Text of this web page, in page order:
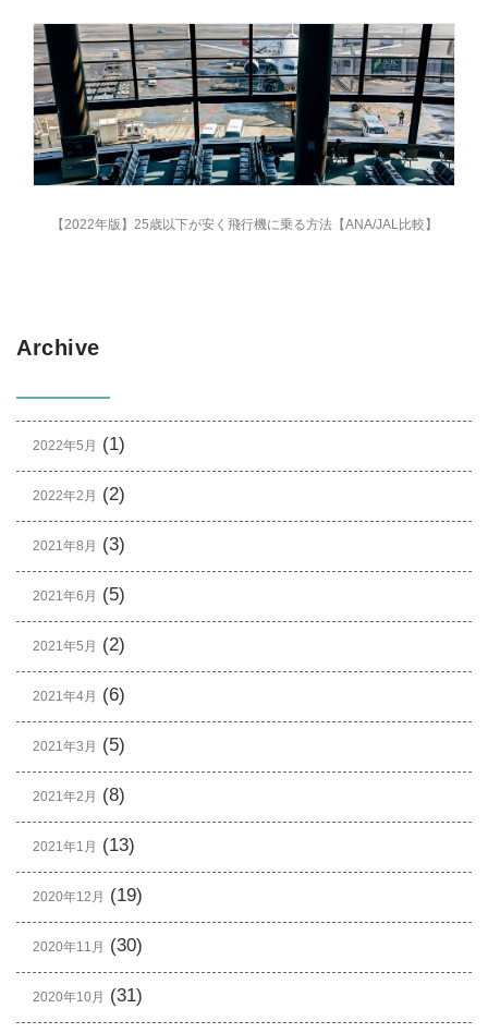
【2022年版】25歳以下が安く飛行機に乗る方法【ANA/JAL比較】
Archive
2022年5月 (1)
2022年2月 (2)
2021年8月 (3)
2021年6月 (5)
2021年5月 (2)
2021年4月 (6)
2021年3月 (5)
2021年2月 (8)
2021年1月 (13)
2020年12月 (19)
2020年11月 (30)
2020年10月 (31)